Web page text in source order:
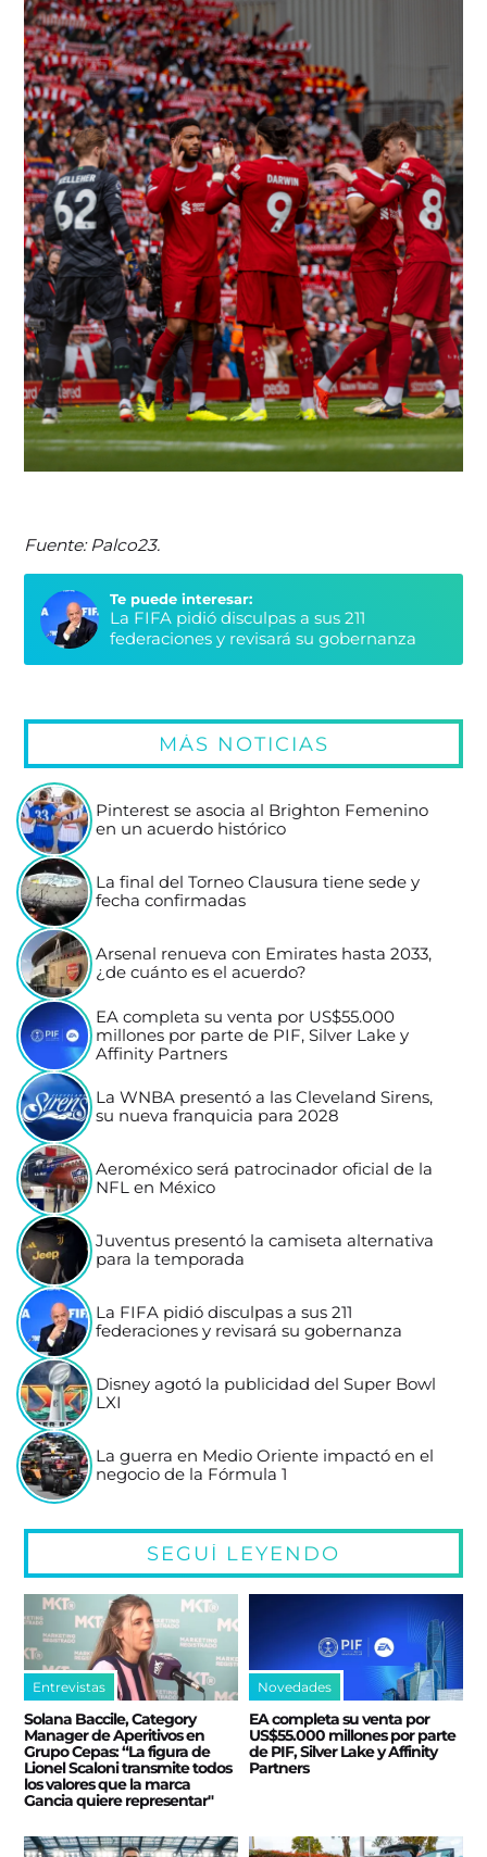
Fuente: Palco23.
Te puede interesar:
La FIFA pidió disculpas a sus 211
federaciones y revisará su gobernanza
MÁS NOTICIAS
Pinterest se asocia al Brighton Femenino
en un acuerdo histórico
La final del Torneo Clausura tiene sede y
fecha confirmadas
Arsenal renueva con Emirates hasta 2033,
¿de cuánto es el acuerdo?
EA completa su venta por US$55.000
millones por parte de PIF, Silver Lake y
Affinity Partners
La WNBA presentó a las Cleveland Sirens,
su nueva franquicia para 2028
Aeroméxico será patrocinador oficial de la
NFL en México
Juventus presentó la camiseta alternativa
para la temporada
La FIFA pidió disculpas a sus 211
federaciones y revisará su gobernanza
Disney agotó la publicidad del Super Bowl
LXI
La guerra en Medio Oriente impactó en el
negocio de la Fórmula 1
SEGUÍ LEYENDO
Entrevistas
Solana Baccile, Category
Manager de Aperitivos en
Grupo Cepas: “La figura de
Lionel Scaloni transmite todos
los valores que la marca
Gancia quiere representar"
Novedades
EA completa su venta por
US$55.000 millones por parte
de PIF, Silver Lake y Affinity
Partners